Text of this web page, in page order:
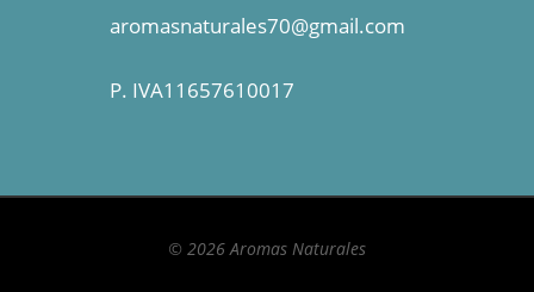
aromasnaturales70@gmail.com
P. IVA11657610017
© 2026 Aromas Naturales